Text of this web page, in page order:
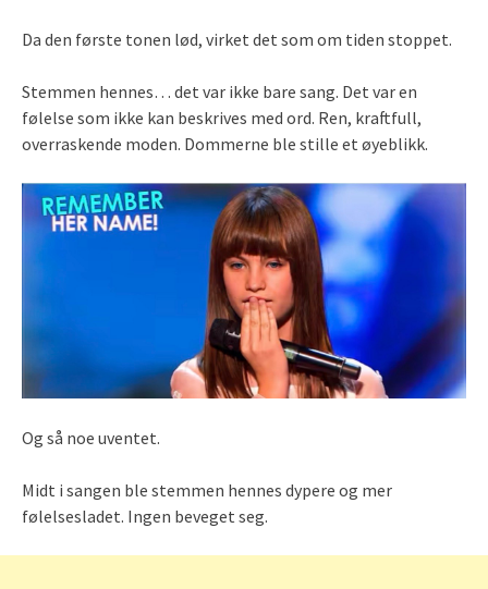
Da den første tonen lød, virket det som om tiden stoppet.
Stemmen hennes… det var ikke bare sang. Det var en
følelse som ikke kan beskrives med ord. Ren, kraftfull,
overraskende moden. Dommerne ble stille et øyeblikk.
Og så noe uventet.
Midt i sangen ble stemmen hennes dypere og mer
følelsesladet. Ingen beveget seg.